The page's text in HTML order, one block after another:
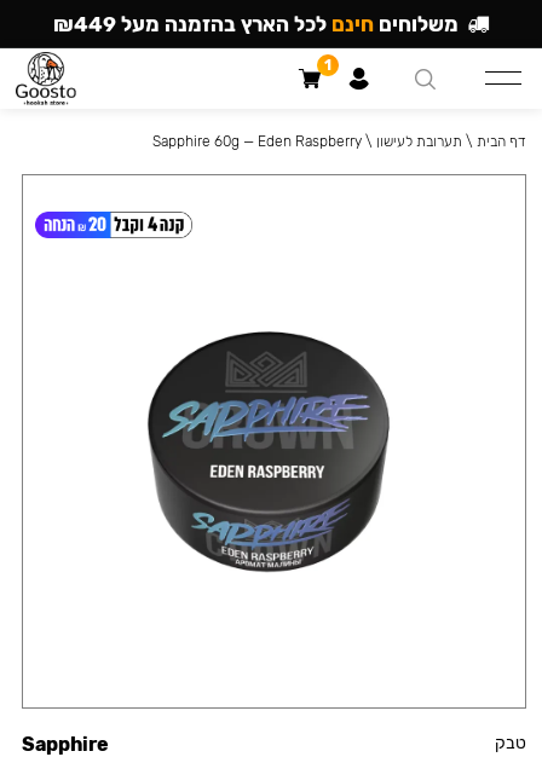
טבק Sapphire
דף הבית \ תערובת לעישון \
Sapphire 60g — Eden Raspberry
משלוחים חינם לכל הארץ בהזמנה מעל ₪449
1